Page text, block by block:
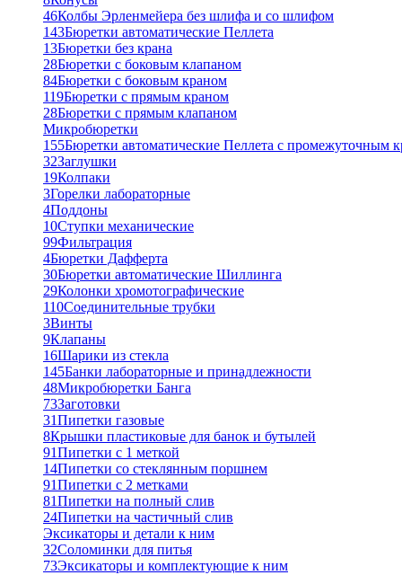
46Колбы Эрленмейера без шлифа и со шлифом
143Бюретки автоматические Пеллета
13Бюретки без крана
28Бюретки с боковым клапаном
84Бюретки с боковым краном
119Бюретки с прямым краном
28Бюретки с прямым клапаном
Микробюретки
155Бюретки автоматические Пеллета с промежуточным
32Заглушки
19Колпаки
3Горелки лабораторные
4Поддоны
10Ступки механические
99Фильтрация
4Бюретки Дафферта
30Бюретки автоматические Шиллинга
29Колонки хромотографические
110Соединительные трубки
3Винты
9Клапаны
16Шарики из стекла
145Банки лабораторные и принадлежности
48Микробюретки Банга
73Заготовки
31Пипетки газовые
8Крышки пластиковые для банок и бутылей
91Пипетки с 1 меткой
14Пипетки со стеклянным поршнем
91Пипетки с 2 метками
81Пипетки на полный слив
24Пипетки на частичный слив
Эксикаторы и детали к ним
32Соломинки для питья
73Эксикаторы и комплектующие к ним